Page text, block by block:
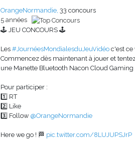
OrangeNormandie, 33 concours
5 années
🕹️ JEU CONCOURS 🕹️
Les #JournéesMondialesduJeuVidéo c'est ce
Commencez dès maintenant à jouer et
une Manette Bluetooth Nacon Cloud Gaming
Pour participer :
1️⃣ RT
2️⃣ Like
3️⃣ Follow @OrangeNormandie
Here we go ! 🏁 pic.twitter.com/8LUJUPSJrP